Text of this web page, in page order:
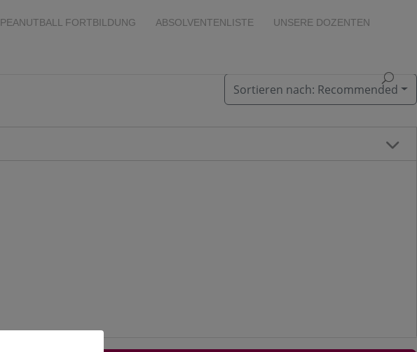
PEANUTBALL FORTBILDUNG ABSOLVENTENLISTE UNSERE DOZENTEN
Sortieren nach: Recommended